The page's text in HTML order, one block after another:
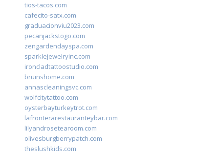
tios-tacos.com
cafecito-satx.com
graduacionviu2023.com
pecanjackstogo.com
zengardendayspa.com
sparklejewelryinc.com
ironcladtattoostudio.com
bruinshome.com
annascleaningsvc.com
wolfcitytattoo.com
oysterbayturkeytrot.com
lafronterarestauranteybar.com
lilyandrosetearoom.com
olivesburgberrypatch.com
theslushkids.com